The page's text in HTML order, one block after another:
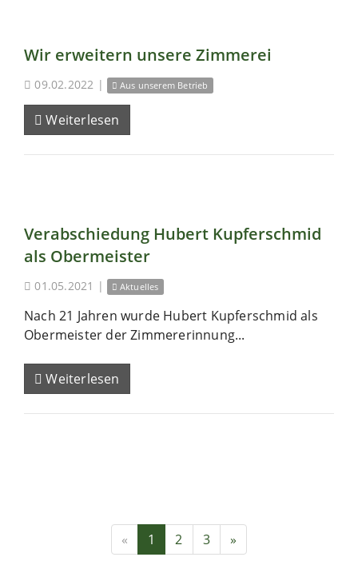
Wir erweitern unsere Zimmerei
09.02.2022 | Aus unserem Betrieb
Weiterlesen
Verabschiedung Hubert Kupferschmid
als Obermeister
01.05.2021 | Aktuelles
Nach 21 Jahren wurde Hubert Kupferschmid als
Obermeister der Zimmererinnung...
Weiterlesen
« 1 2 3 »